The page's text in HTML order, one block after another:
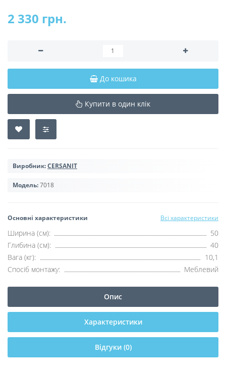
2 330 грн.
До кошика
Купити в один клік
Виробник:CERSANIT
Модель:7018
Основні характеристики Всі характеристики
Ширина (см):
50
Глибина (см):
40
Вага (кг):
10,1
Спосіб монтажу:
Меблевий
Опис
Характеристики
Відгуки (0)